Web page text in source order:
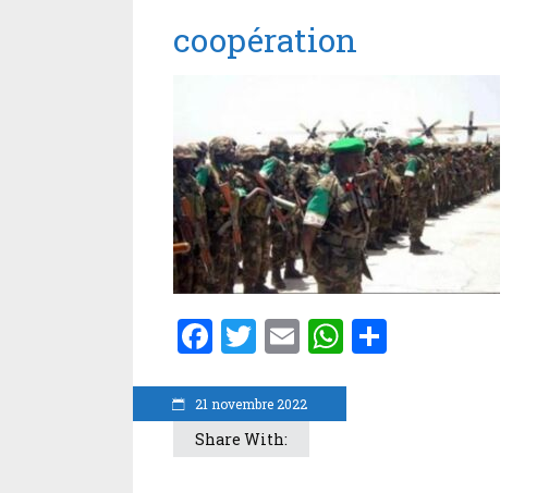
21 novembre 2022
coopération
Facebook
Twitter
EmailWhatsApp
Share With: